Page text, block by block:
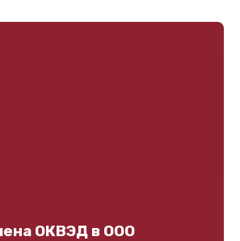
ОКВЭД в ООО